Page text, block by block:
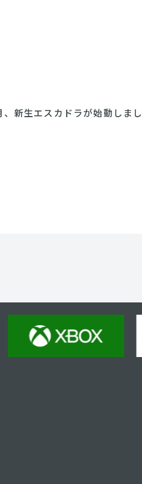
新生エスカドラが始動しまし